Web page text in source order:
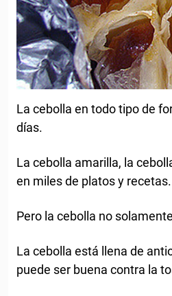
La cebolla en todo tipo de
días.
La cebolla amarilla, la
en miles de platos y recetas.
Pero la cebolla no
La cebolla está llena de
puede ser buena contra la